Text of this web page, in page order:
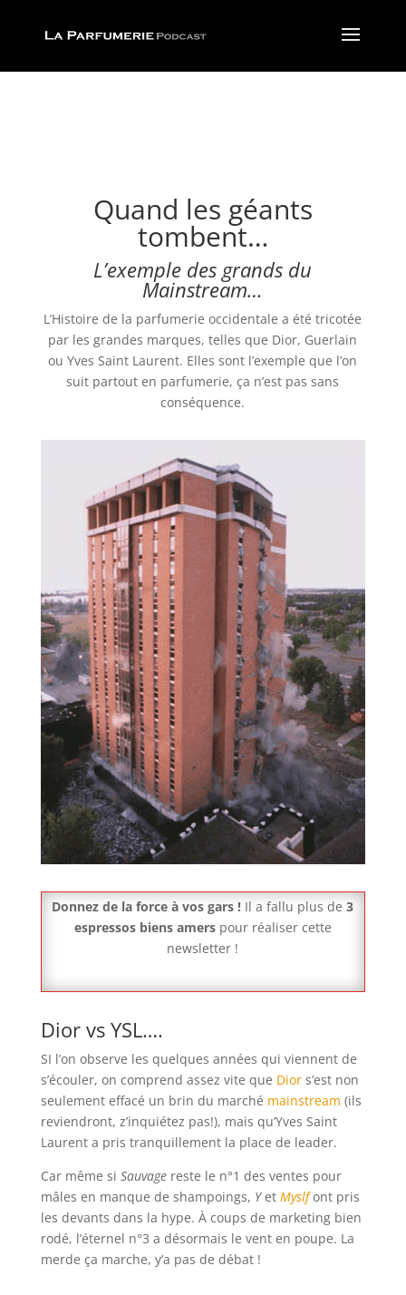
Quand les géants
tombent…
L’exemple des grands du
Mainstream…
L’Histoire de la parfumerie occidentale a été tricotée
par les grandes marques, telles que Dior, Guerlain
ou Yves Saint Laurent. Elles sont l’exemple que l’on
suit partout en parfumerie, ça n’est pas sans
conséquence.
Donnez de la force à vos gars ! Il a fallu plus de3
espressos biens amerspour réaliser cette
newsletter !
Dior vs YSL….
SI l’on observe les quelques années qui viennent de
s’écouler, on comprend assez vite que Diors’est non
seulement effacé un brin du marché mainstream (ils
reviendront, z’inquiétez pas!), mais qu’Yves Saint
Laurent a pris tranquillement la place de leader.
Car même si Sauvagereste le n°1 des ventes pour
mâles en manque de shampoings, Yet Myslfont pris
les devants dans la hype. À coups de marketing bien
rodé, l’éternel n°3 a désormais le vent en poupe. La
merde ça marche, y’a pas de débat !